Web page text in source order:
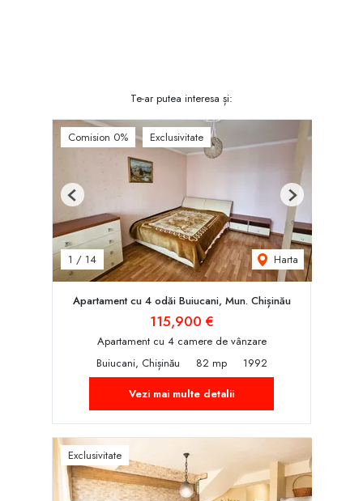
Te-ar putea interesa și:
Comision 0% Exclusivitate
1 / 14 Harta
Previous Next
Apartament cu 4 odăi Buiucani, Mun. Chișinău
115,900 €
Apartament cu 4 camere de vânzare
Buiucani, Chișinău
82 mp
1992
Vezi mai multe detalii
Exclusivitate